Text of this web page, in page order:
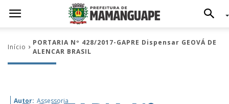
Início
PORTARIA Nº 428/2017-GAPRE Dispensar GEOVÁ DE
ALENCAR BRASIL
Autor: Assessoria